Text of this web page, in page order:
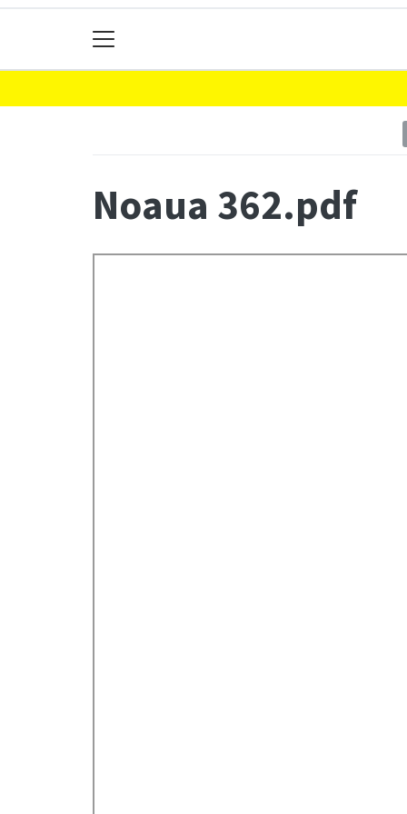
Noaua 362.pdf